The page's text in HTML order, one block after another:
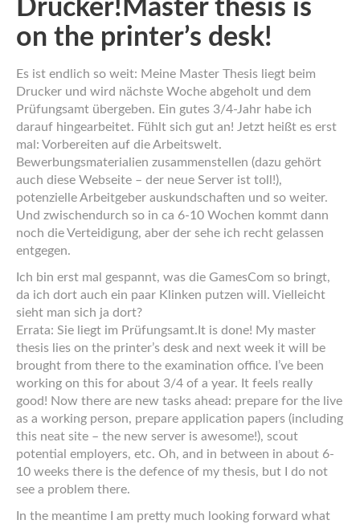
Drucker! Master thesis is
on the printer’s desk!
Es ist endlich so weit: Meine Master Thesis liegt beim
Drucker und wird nächste Woche abgeholt und dem
Prüfungsamt übergeben. Ein gutes 3/4-Jahr habe ich
darauf hingearbeitet. Fühlt sich gut an! Jetzt heißt es erst
mal: Vorbereiten auf die Arbeitswelt.
Bewerbungsmaterialien zusammenstellen (dazu gehört
auch diese Webseite – der neue Server ist toll!),
potenzielle Arbeitgeber auskundschaften und so weiter.
Und zwischendurch so in ca 6-10 Wochen kommt dann
noch die Verteidigung, aber der sehe ich recht gelassen
entgegen.
Ich bin erst mal gespannt, was die GamesCom so bringt,
da ich dort auch ein paar Klinken putzen will. Vielleicht
sieht man sich ja dort?
Errata: Sie liegt im Prüfungsamt. It is done! My master
thesis lies on the printer’s desk and next week it will be
brought from there to the examination office. I’ve been
working on this for about 3/4 of a year. It feels really
good! Now there are new tasks ahead: prepare for the live
as a working person, prepare application papers (including
this neat site – the new server is awesome!), scout
potential employers, etc. Oh, and in between in about 6-
10 weeks there is the defence of my thesis, but I do not
see a problem there.
In the meantime I am pretty much looking forward what